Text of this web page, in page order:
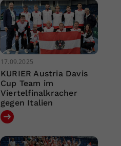
17.09.2025
KURIER Austria Davis
Cup Team im
Viertelfinalkracher
gegen Italien